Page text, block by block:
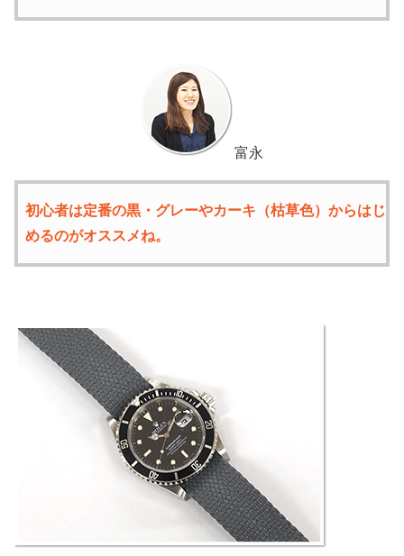
富永
初心者は定番の黒・グレーやカーキ（枯草色）からはじ
めるのがオススメね。